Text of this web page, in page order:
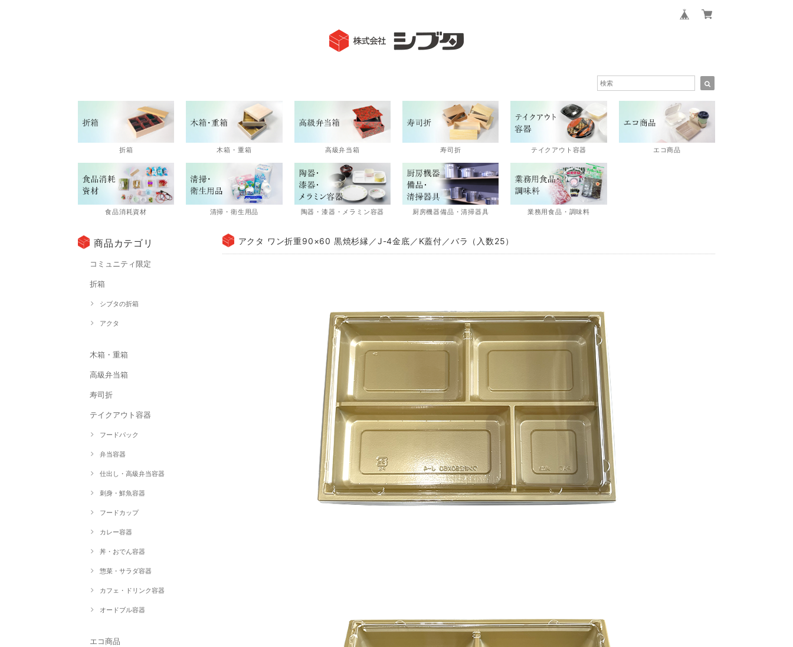
折箱 木箱・重箱 高級弁当箱 寿司折 テイクアウト容器 エコ商品
食品消耗資材 清掃・衛生用品 陶器・漆器・メラミン容器 厨房機器備品・清掃器具 業務用食品・調味料
商品カテゴリ
コミュニティ限定
折箱
シブタの折箱
アクタ
木箱・重箱
高級弁当箱
寿司折
テイクアウト容器
フードパック
弁当容器
仕出し・高級弁当容器
刺身・鮮魚容器
フードカップ
カレー容器
丼・おでん容器
惣菜・サラダ容器
カフェ・ドリンク容器
オードブル容器
エコ商品
アクタ ワン折重90×60 黒焼杉縁／J-4金底／K蓋付／バラ（入数25）